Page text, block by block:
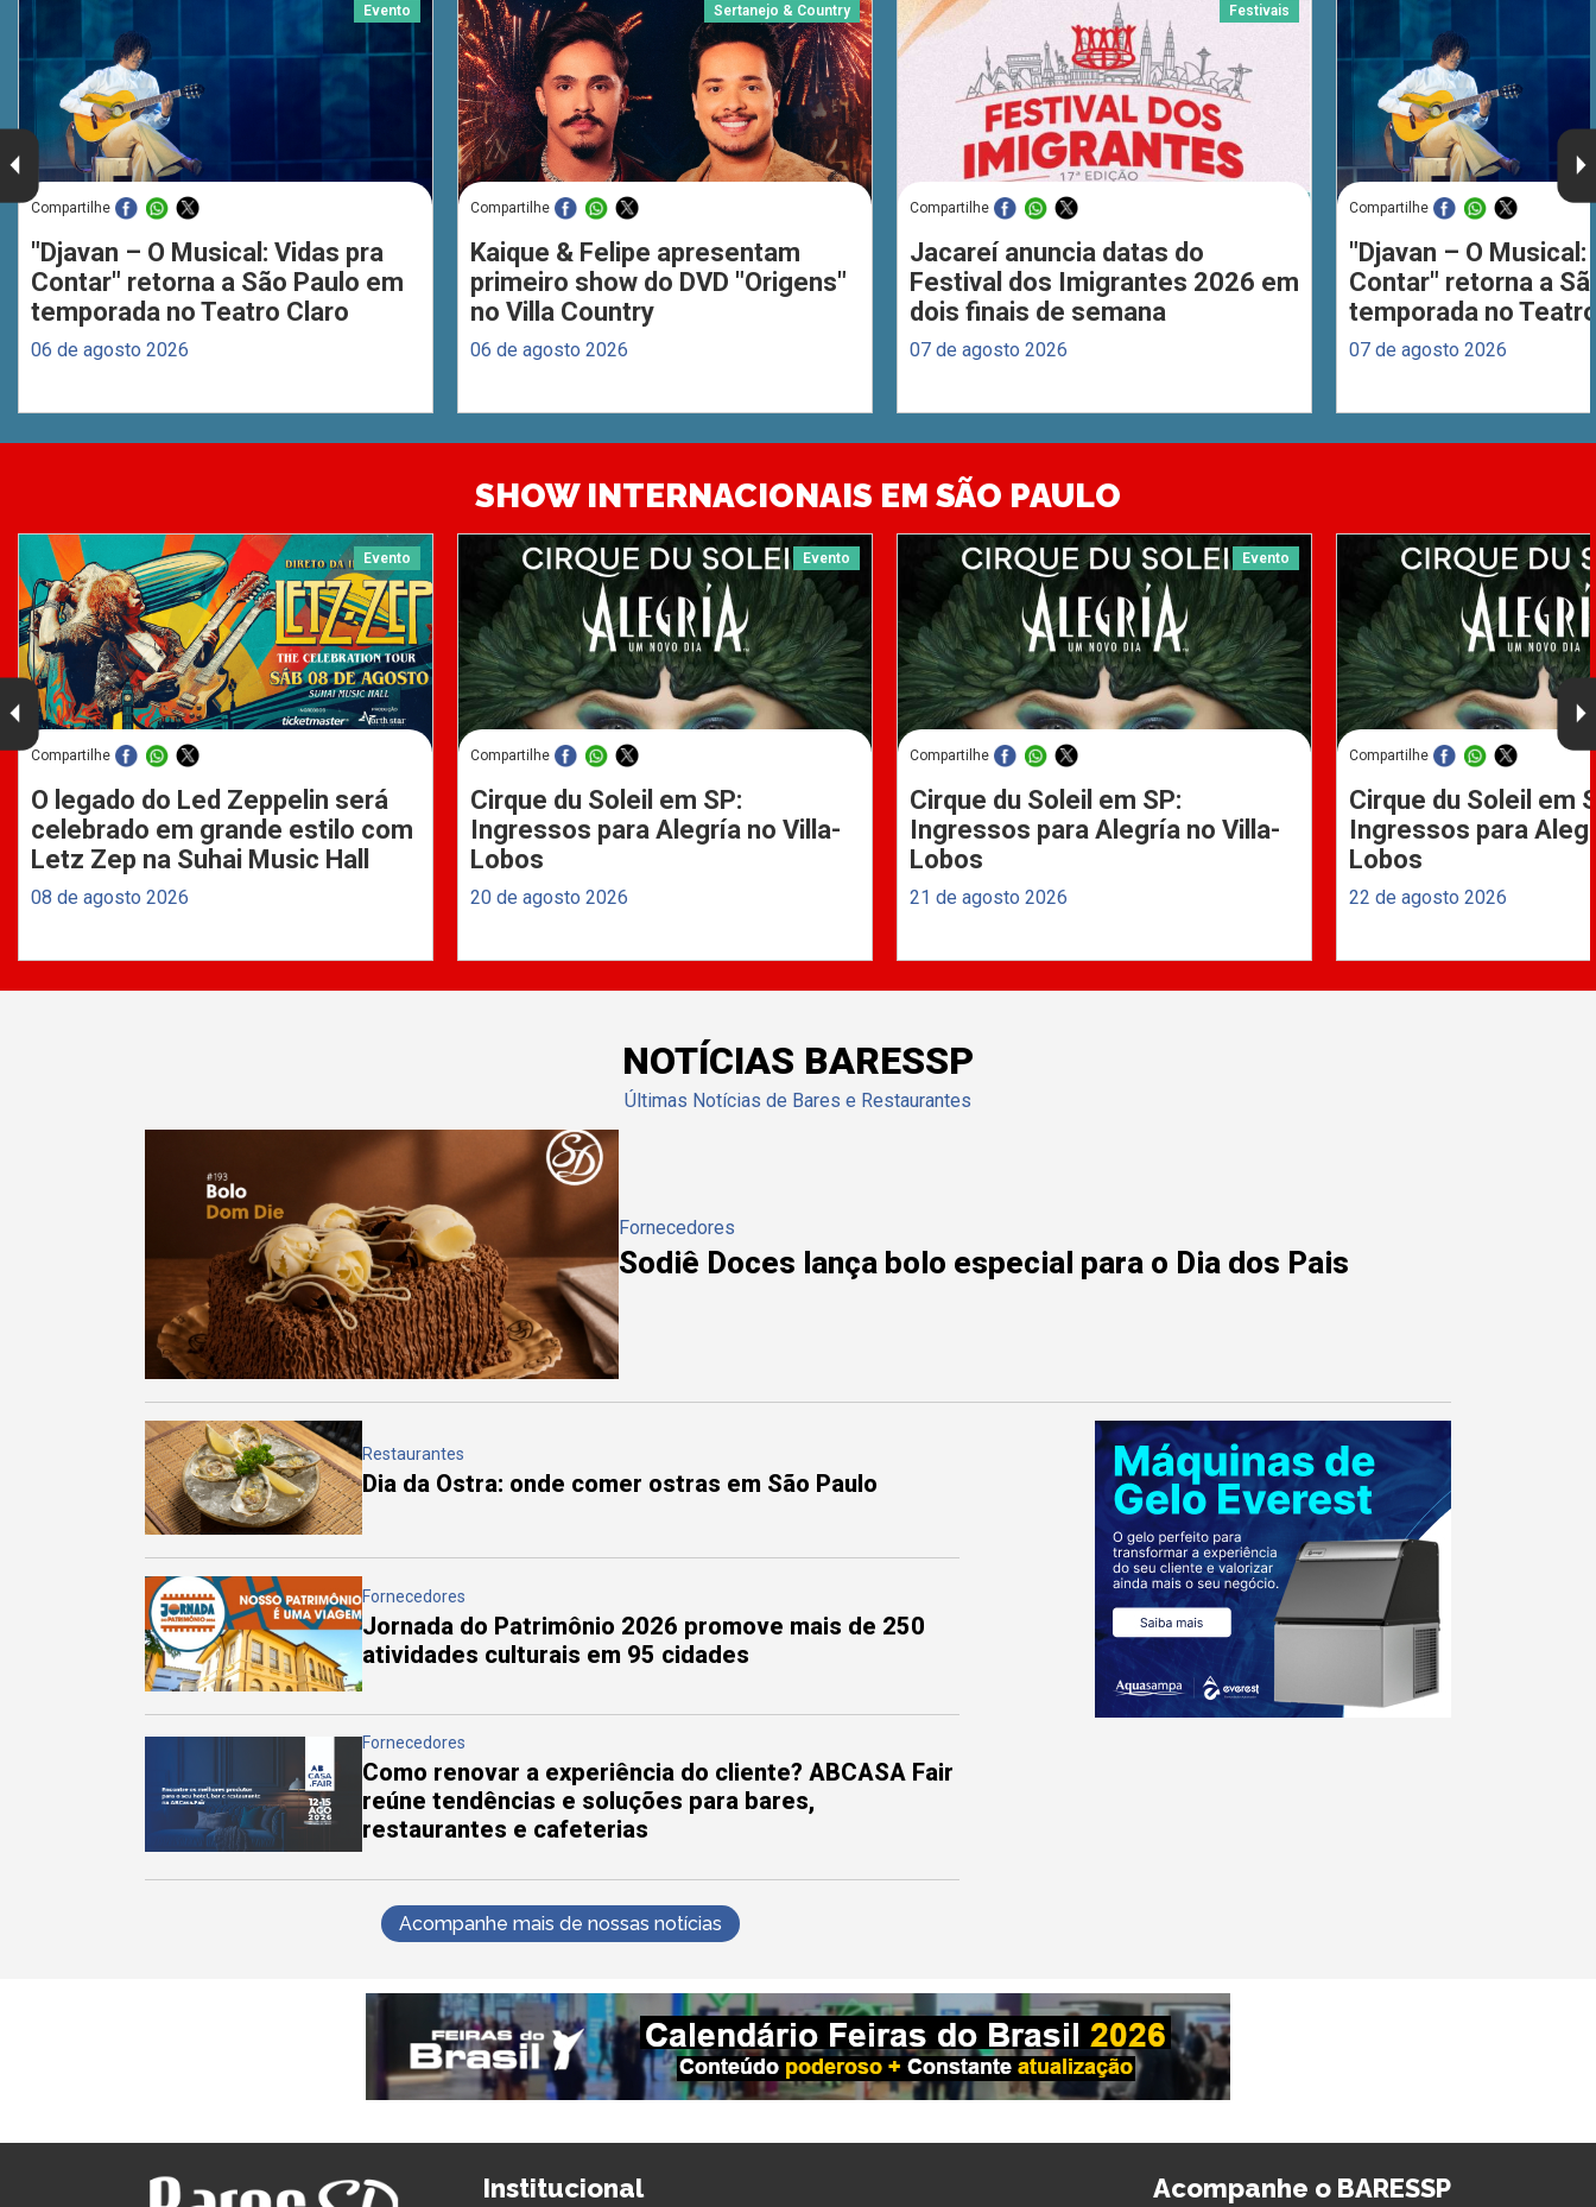
Evento
Compartilhe
"Djavan – O Musical: Vidas pra
Contar" retorna a São Paulo em
temporada no Teatro Claro
06 de agosto 2026
Sertanejo & Country
Compartilhe
Kaique & Felipe apresentam
primeiro show do DVD "Origens"
no Villa Country
06 de agosto 2026
Festivais
Compartilhe
Jacareí anuncia datas do
Festival dos Imigrantes 2026 em
dois finais de semana
07 de agosto 2026
Compartilhe
"Djavan – O Musical:
Contar" retorna a
temporada no
07 de agosto 2026
SHOW INTERNACIONAIS EM SÃO PAULO
Evento
Compartilhe
O legado do Led Zeppelin será
celebrado em grande estilo com
Letz Zep na Suhai Music Hall
08 de agosto 2026
Evento
Compartilhe
Cirque du Soleil em SP:
Ingressos para Alegría no Villa-
Lobos
20 de agosto 2026
Evento
Compartilhe
Cirque du Soleil em SP:
Ingressos para Alegría no Villa-
Lobos
21 de agosto 2026
Compartilhe
Cirque du Soleil em
Ingressos para
Lobos
22 de agosto 2026
NOTÍCIAS BARESSP
Últimas Notícias de Bares e Restaurantes
Fornecedores
Sodiê Doces lança bolo especial para o Dia dos Pais
Restaurantes
Dia da Ostra: onde comer ostras em São Paulo
Fornecedores
Jornada do Patrimônio 2026 promove mais de 250
atividades culturais em 95 cidades
Fornecedores
Como renovar a experiência do cliente? ABCASA Fair
reúne tendências e soluções para bares,
restaurantes e cafeterias
Acompanhe mais de nossas notícias
Institucional Acompanhe o BARESSP